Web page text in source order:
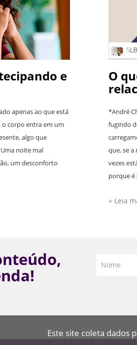
e
apenas ao que está
o corpo entra em um
algo que
noite mal
um desconforto
O
*André
fugindo
que, se
vezes
porque é
+ Leia
Este site coleta dados